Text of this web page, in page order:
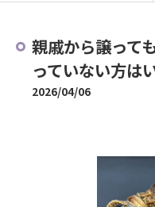
親戚から譲って
っていない方は
2026/04/06